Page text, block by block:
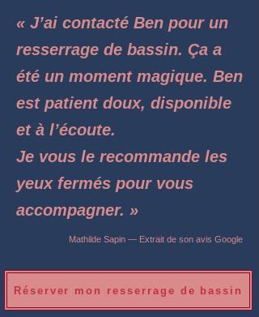
« J’ai contacté Ben pour un
resserrage de bassin. Ça a
été un moment magique. Ben
est patient doux, disponible
et à l’écoute.
Je vous le recommande les
yeux fermés pour vous
accompagner. »
Mathilde Sapin — Extrait de son avis Google
Réserver mon resserrage de bassin